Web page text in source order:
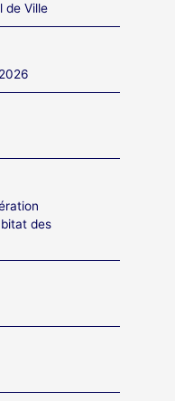
de Ville
des